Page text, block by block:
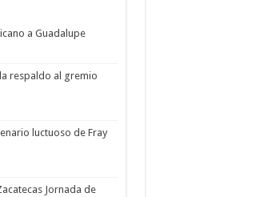
a Guadalupe
respaldo al gremio
luctuoso de Fray
Jornada de